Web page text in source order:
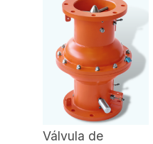
Válvula de